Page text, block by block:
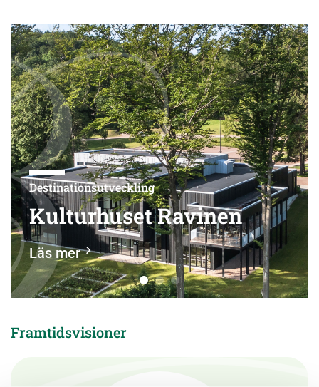
Kulturhuset Ravinen
Destinationsutveckling
Läs mer
Framtidsvisioner